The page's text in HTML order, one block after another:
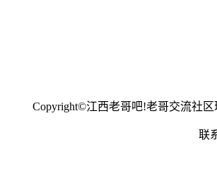
Copyright©江西老哥吧!老哥交流社区
联